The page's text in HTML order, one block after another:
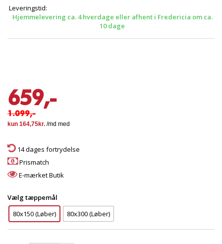
Leveringstid:
Hjemmelevering ca. 4 hverdage eller afhent i Fredericia om ca.
10 dage
659,-
1.099,-
14 dages fortrydelse
Prismatch
E-mærket Butik
Vælg tæppemål
80x150 (Løber)
80x300 (Løber)